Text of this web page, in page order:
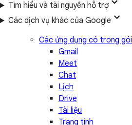
Tìm hiểu và tài nguyên hỗ trợ
Các dịch vụ khác của Google
Các ứng dụng có trong gói
Gmail
Meet
Chat
Lịch
Drive
Tài liệu
Trang tính